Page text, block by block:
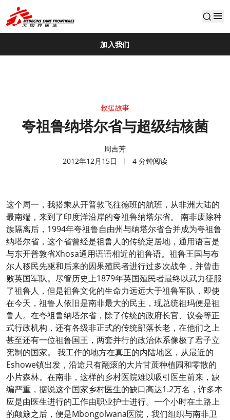
default
加入我们
救援故事
夸祖鲁纳塔尔省与超级结核菌
周吉芳
2012年12月15日
4 分钟阅读
这个周一，我搭乘从开普敦飞往德班的航班，从非洲大陆的
最南端，来到了印度洋沿岸的夸祖鲁纳塔尔省。 南非废除种
族隔离后，1994年夸祖鲁自由州与纳塔尔省合并成为夸祖鲁
纳塔尔省，这个省曾经是祖鲁人的传统定居地，通用语言是
与东开普敦省Xhosa通用语语相近的祖鲁语。祖鲁王国与布
尔人移民先驱和后来的因果殖民者进行过多次战争，并曾击
败英国军队。尽管历史上1879年英国殖民者最终以武力征服
了祖鲁人，但是祖鲁文化的生命力远远大于祖鲁军队，即使
在今天，祖鲁人依旧是南非最大的民主，现总统祖玛便是祖
鲁人。在夸祖鲁纳塔尔省，除了传统的政府长官、议会等正
式行政机构，还有各级非正式的传统部落长老，在他们之上
甚至还有一位祖鲁国王，两套并行的政治体系像极了君子立
宪制的国家。 我工作的地方在真正的内陆地区，从最近的
Eshowe镇出发，沿途只有翻滚的大片甘蔗种植园和零散的
小片森林。在南非，这样的乡村医院难以吸引医生前来，缺
编严重，据说这个国家乡村医生的缺口高达1.2万名，许多本
应是由医生进行的工作由职业护士进行。一个小时在土路上
的颠簸之后，便是Mbongolwana医院，我们组织与南非卫